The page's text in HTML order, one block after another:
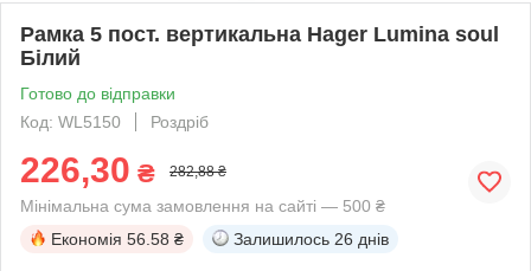
Рамка 5 пост. вертикальна Hager Lumina soul
Білий
Готово до відправки
Код: WL5150
Роздріб
226,30 ₴ 282,88 ₴
Мінімальна сума замовлення на сайті — 500 ₴
Економія 56.58 ₴ Залишилось 26 днів